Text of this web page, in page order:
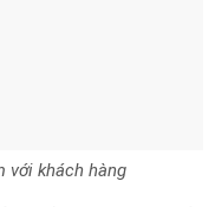
với khách hàng